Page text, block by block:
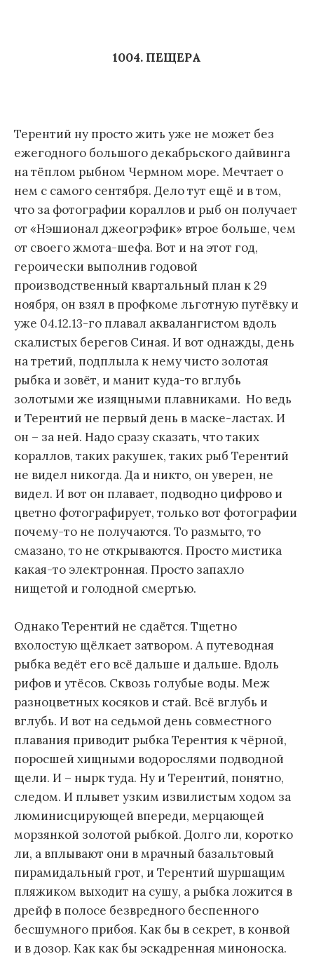
1004. ПЕЩЕРА
Терентий ну просто жить уже не может без
ежегодного большого декабрьского дайвинга
на тёплом рыбном Чермном море. Мечтает о
нем с самого сентября. Дело тут ещё и в том,
что за фотографии кораллов и рыб он получает
от «Нэшионал джеогрэфик» втрое больше, чем
от своего жмота-шефа. Вот и на этот год,
героически выполнив годовой
производственный квартальный план к 29
ноября, он взял в профкоме льготную путёвку и
уже 04.12.13-го плавал аквалангистом вдоль
скалистых берегов Синая. И вот однажды, день
на третий, подплыла к нему чисто золотая
рыбка и зовёт, и манит куда-то вглубь
золотыми же изящными плавниками. Но ведь
и Терентий не первый день в маске-ластах. И
он – за ней. Надо сразу сказать, что таких
кораллов, таких ракушек, таких рыб Терентий
не видел никогда. Да и никто, он уверен, не
видел. И вот он плавает, подводно цифрово и
цветно фотографирует, только вот фотографии
почему-то не получаются. То размыто, то
смазано, то не открываются. Просто мистика
какая-то электронная. Просто запахло
нищетой и голодной смертью.
Однако Терентий не сдаётся. Тщетно
вхолостую щёлкает затвором. А путеводная
рыбка ведёт его всё дальше и дальше. Вдоль
рифов и утёсов. Сквозь голубые воды. Меж
разноцветных косяков и стай. Всё вглубь и
вглубь. И вот на седьмой день совместного
плавания приводит рыбка Терентия к чёрной,
поросшей хищными водорослями подводной
щели. И – нырк туда. Ну и Терентий, понятно,
следом. И плывет узким извилистым ходом за
люминисцирующей впереди, мерцающей
морзянкой золотой рыбкой. Долго ли, коротко
ли, а вплывают они в мрачный базальтовый
пирамидальный грот, и Терентий шуршащим
пляжиком выходит на сушу, а рыбка ложится в
дрейф в полосе безвредного беспенного
бесшумного прибоя. Как бы в секрет, в конвой
и в дозор. Как как бы эскадренная миноноска.